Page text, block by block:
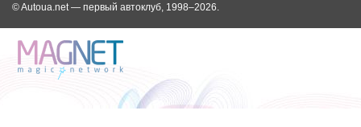
© Autoua.net — первый автоклуб, 1998–2026.